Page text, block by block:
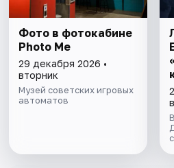
Фото в фотокабине
Photo Me
29 декабря 2026 •
вторник
Музей советских игровых
автоматов